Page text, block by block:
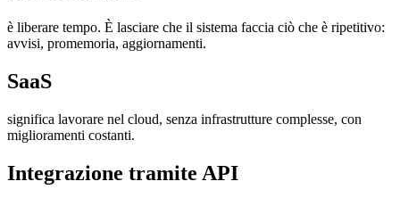
è liberare tempo. È lasciare che il sistema faccia ciò che è ripetitivo:
avvisi, promemoria, aggiornamenti.
SaaS
significa lavorare nel cloud, senza infrastrutture complesse, con
miglioramenti costanti.
Integrazione tramite API